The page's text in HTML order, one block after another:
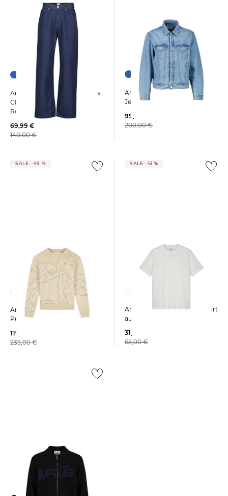
Arte Antwerp | Herren Jeans
CIRCLE LOGO POCKET
Relaxed Fit
69,99 €
140,00 €
Arte Antwerp | Herren
Jeansjacke CIRCLE LOGO
99,99 €
200,00 €
SALE: -49 %
Arte Antwerp | Herren
Pullover ALLOVER CIRCLE
119,99 €
235,00 €
SALE: -51 %
Arte Antwerp | Herren T-Shirt
aus Baumwolle
31,99 €
65,00 €